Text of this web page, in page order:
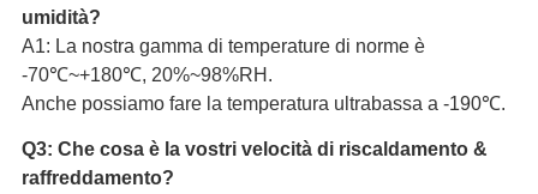
umidità?
A1: La nostra gamma di temperature di norme è
-70℃~+180℃, 20%~98%RH.
Anche possiamo fare la temperatura ultrabassa a -190℃.
Q3: Che cosa è la vostri velocità di riscaldamento &
raffreddamento?